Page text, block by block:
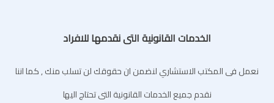
الخدمات القانونية التى نقدمها للافراد
نعمل فى المكتب الاستشاري لنضمن ان حقوقك لن تسلب منك , كما اننا
نقدم جميع الخدمات القانونية التى تحتاج اليها